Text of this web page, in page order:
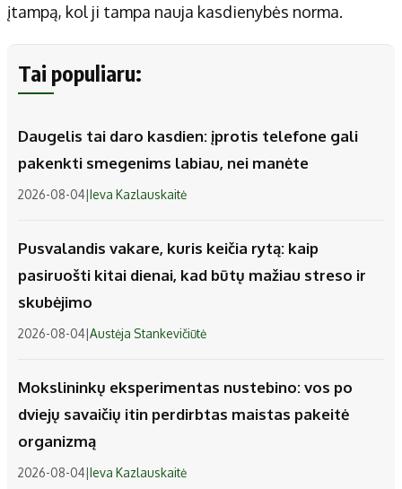
įtampą, kol ji tampa nauja kasdienybės norma.
Tai populiaru:
Daugelis tai daro kasdien: įprotis telefone gali
pakenkti smegenims labiau, nei manėte
2026-08-04|Ieva Kazlauskaitė
Pusvalandis vakare, kuris keičia rytą: kaip
pasiruošti kitai dienai, kad būtų mažiau streso ir
skubėjimo
2026-08-04|Austėja Stankevičiūtė
Mokslininkų eksperimentas nustebino: vos po
dviejų savaičių itin perdirbtas maistas pakeitė
organizmą
2026-08-04|Ieva Kazlauskaitė